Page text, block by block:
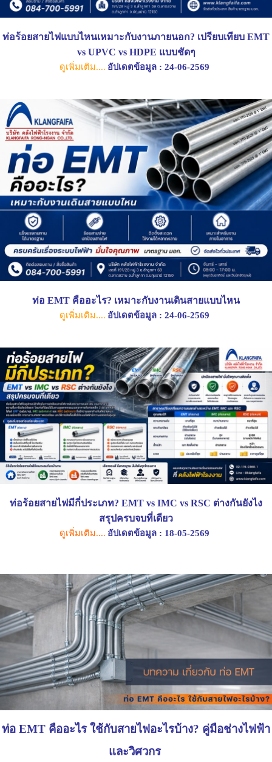
ท่อร้อยสายไฟแบบไหนเหมาะกับงานภายนอก? เปรียบเทียบ EMT
vs UPVC vs HDPE แบบชัดๆ
ดูเพิ่มเติม.... อัปเดตข้อมูล : 24-06-2569
ท่อ EMT คืออะไร? เหมาะกับงานเดินสายแบบไหน
ดูเพิ่มเติม.... อัปเดตข้อมูล : 24-06-2569
ท่อร้อยสายไฟมีกี่ประเภท? EMT vs IMC vs RSC ต่างกันยังไง
สรุปครบจบที่เดียว
ดูเพิ่มเติม.... อัปเดตข้อมูล : 18-05-2569
ท่อ EMT คืออะไร ใช้กับสายไฟอะไรบ้าง? คู่มือช่างไฟฟ้า
และวิศวกร